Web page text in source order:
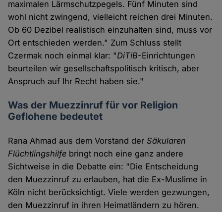
maximalen Lärmschutzpegels. Fünf Minuten sind
wohl nicht zwingend, vielleicht reichen drei Minuten.
Ob 60 Dezibel realistisch einzuhalten sind, muss vor
Ort entschieden werden." Zum Schluss stellt
Czermak noch einmal klar: "DiTiB-Einrichtungen
beurteilen wir gesellschaftspolitisch kritisch, aber
Anspruch auf Ihr Recht haben sie."
Was der Muezzinruf für vor Religion
Geflohene bedeutet
Rana Ahmad aus dem Vorstand derSäkularen
Flüchtlingshilfe bringt noch eine ganz andere
Sichtweise in die Debatte ein: "Die Entscheidung
den Muezzinruf zu erlauben, hat die Ex-Muslime in
Köln nicht berücksichtigt. Viele werden gezwungen,
den Muezzinruf in ihren Heimatländern zu hören.